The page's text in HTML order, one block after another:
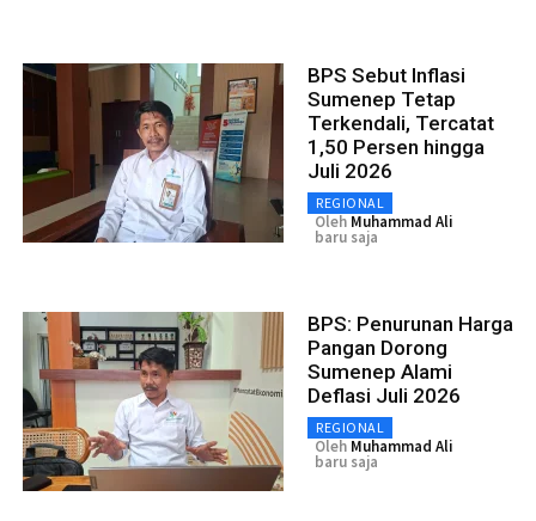
BPS Sebut Inflasi
Sumenep Tetap
Terkendali, Tercatat
1,50 Persen hingga
Juli 2026
REGIONAL
Oleh Muhammad Ali
baru saja
BPS: Penurunan Harga
Pangan Dorong
Sumenep Alami
Deflasi Juli 2026
REGIONAL
Oleh Muhammad Ali
baru saja